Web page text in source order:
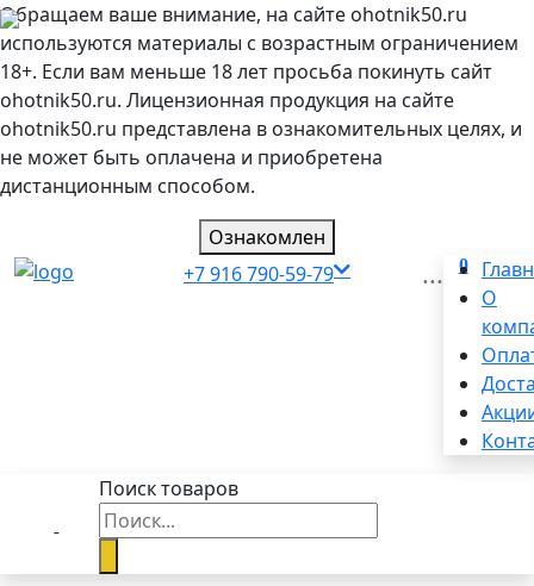
Обращаем ваше внимание, на сайте ohotnik50.ru
используются материалы с возрастным ограничением
18+. Если вам меньше 18 лет просьба покинуть сайт
ohotnik50.ru. Лицензионная продукция на сайте
ohotnik50.ru представлена в ознакомительных целях, и
не может быть оплачена и приобретена
дистанционным способом.
Ознакомлен
+7 916 790-59-79
0
...
О
Поиск товаров